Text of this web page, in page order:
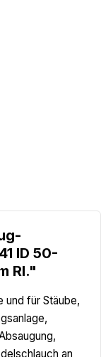
ID 50-
Rl."
und für Stäube,
an